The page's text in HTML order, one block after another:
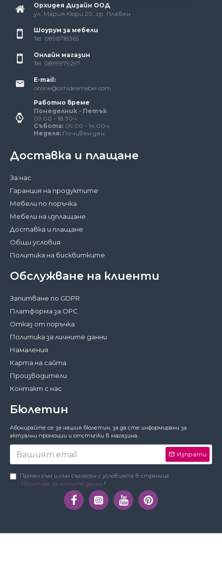
За да работи този сайт както трябва,
понякога запазваме на вашето устройство
малки файлове с данни, наричани
данни! Подробности
Предпочитания Приемам
Орхидея Дизайн ООД
ул. Мария Кюри 20, гр. Плевен
Шоурум за мебели
Tel: 0896718365
Онлайн магазин
Tel: 0899979297
E-mail:
online@orhideamebel.com
Работно време
Понеделник - Петък:
09:00 - 18:30ч.
Събота: 09:00 - 14:00ч.
Неделя: Почивен ден
Доставка и плащане
За нас
Гаранция на продуктите
Мебели по поръчка
Мебели на изплащане
Доставка и плащане
Общи условия
Политика на бисквитките
Обслужване на клиенти
Запитване по GDPR
Платформа за ОРС
Отказ от поръчка
Политика за личните данни
Намаления
Карта на сайта
Производители
Контакт с нас
Бюлетин
Абонирайте се за нашия бюлетин, за да сте информирани за
актуални промоции и отстъпки в магазина.
Изпрати
Прочел съм и съм съгласен с условията в страница
Политика за личните данни !